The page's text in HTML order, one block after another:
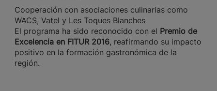
Cooperación con asociaciones culinarias como
WACS, Vatel y Les Toques Blanches
El programa ha sido reconocido con el Premio de
Excelencia en FITUR 2016, reafirmando su impacto
positivo en la formación gastronómica de la
región.